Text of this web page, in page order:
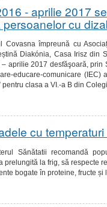
- aprilie 2017
cu
Covasna împreună cu
Diakónia, Casa Irisz din
aprilie 2017 desfăşoară, prin
educare-comunicare (IEC)
clasa a VI.-a B din
cu
Sănătatii recomandă
prelungită la frig, să respecte
bogate în proteine, fructe și